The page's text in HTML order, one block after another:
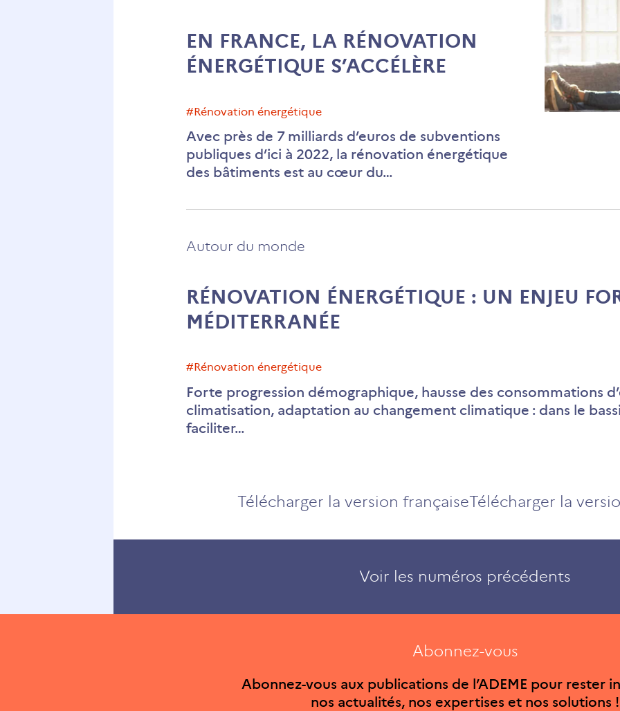
EN FRANCE, LA RÉNOVATION
ÉNERGÉTIQUE S’ACCÉLÈRE
#rénovation énergétique
Avec près de 7 milliards d’euros de subventions
publiques d’ici à 2022, la rénovation énergétique
des bâtiments est au cœur du…
RÉNOVATION ÉNERGÉTIQUE : UN ENJEU
MÉDITERRANÉE
Autour du monde
#rénovation énergétique
Forte progression démographique, hausse des consommations
climatisation, adaptation au changement climatique : dans le
faciliter…
Télécharger la version françaiseTélécharger la
Voir les numéros précédents
Abonnez-vous
Abonnez-vous aux publications de l’ADEME pour rester
nos actualités, nos expertises et nos solutions !